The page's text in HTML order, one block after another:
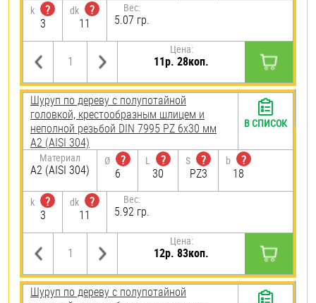
k
?
3
dk
?
11
Вес:
5.07 гр.
Цена:
11р. 28коп.
Шуруп по дереву с полупотайной
головкой, крестообразным шлицем и
неполной резьбой DIN 7995 PZ 6х30 мм
А2 (AISI 304)
Материал
А2 (AISI 304)
Ø
?
6
L
?
30
S
?
PZ3
b
?
18
k
?
3
dk
?
11
Вес:
5.92 гр.
Цена:
12р. 83коп.
В СПИСОК
Шуруп по дереву с полупотайной